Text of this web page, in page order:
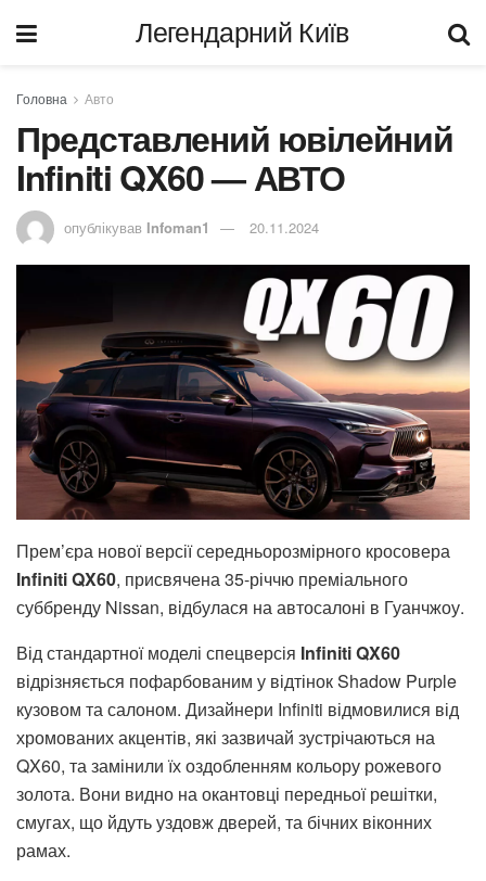
Легендарний Київ
Головна Авто
Представлений ювілейний
Infiniti QX60 — АВТО
опублікував Infoman1 20.11.2024
Прем’єра нової версії середньорозмірного кросовера
Infiniti QX60, присвячена 35-річчю преміального
суббренду Nissan, відбулася на автосалоні в Гуанчжоу.
Від стандартної моделі спецверсія Infiniti QX60
відрізняється пофарбованим у відтінок Shadow Purple
кузовом та салоном. Дизайнери Infiniti відмовилися від
хромованих акцентів, які зазвичай зустрічаються на
QX60, та замінили їх оздобленням кольору рожевого
золота. Вони видно на окантовці передньої решітки,
смугах, що йдуть уздовж дверей, та бічних віконних
рамах.